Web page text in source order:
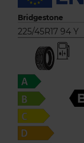
Bridgestone
225/45R17 94 Y